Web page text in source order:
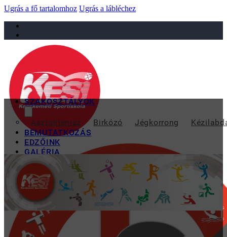
Ugrás a fő tartalomhoz Ugrás a lábléchez
sportiskola@juniorsportkft.hu
SZAKOSZTÁLYOK
Asztalitenisz Birkózó Jégkorrong
BEMUTATKOZÁS
EDZŐINK
GALÉRIA
TAO
KAPCSOLAT